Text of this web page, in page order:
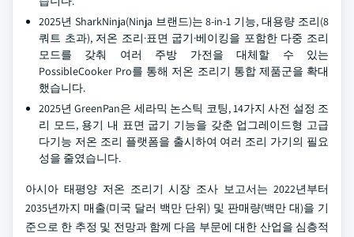
2025년 SharkNinja(Ninja 브랜드)는 8-in-1 기능, 대용량 조리(8
쿼트 초과), 저온 조리·표면 굽기·베이킹을 포함한 다중 조리
모드를 갖춰 여러 주방 가전을 대체할 수 있는
PossibleCooker Pro를 통해 저온 조리기 통합 제품군을 확대
했습니다.
2025년 GreenPan은 세라믹 논스틱 코팅, 14가지 사전 설정 조
리 모드, 용기 내 표면 굽기 기능을 갖춘 업그레이드형 고급
다기능 저온 조리 플랫폼을 출시하여 여러 조리 가기의 필요
성을 줄였습니다.
아시아 태평양 저온 조리기 시장 조사 보고서는 2022년부터
2035년까지 매출(미국 달러 백만 단위) 및 판매량(백만 대)을 기
준으로 한 추정 및 전망과 함께 다음 부문에 대한 산업을 심층적